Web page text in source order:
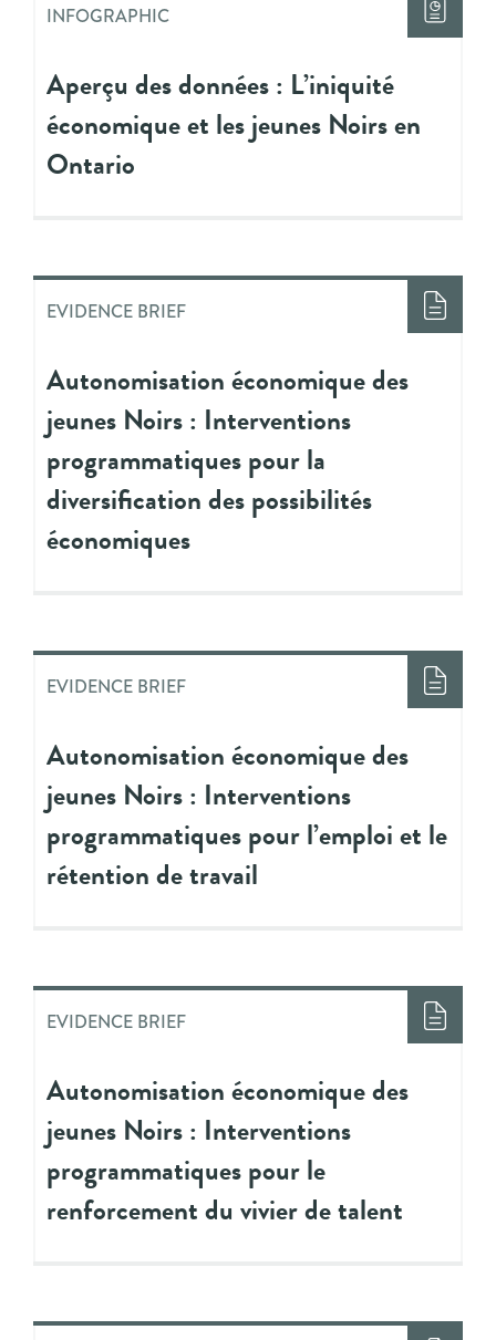
INFOGRAPHIC
Aperçu des données : L’iniquité
économique et les jeunes Noirs en
Ontario
EVIDENCE BRIEF
Autonomisation économique des
jeunes Noirs : Interventions
programmatiques pour la
diversification des possibilités
économiques
EVIDENCE BRIEF
Autonomisation économique des
jeunes Noirs : Interventions
programmatiques pour l’emploi et le
rétention de travail
EVIDENCE BRIEF
Autonomisation économique des
jeunes Noirs : Interventions
programmatiques pour le
renforcement du vivier de talent